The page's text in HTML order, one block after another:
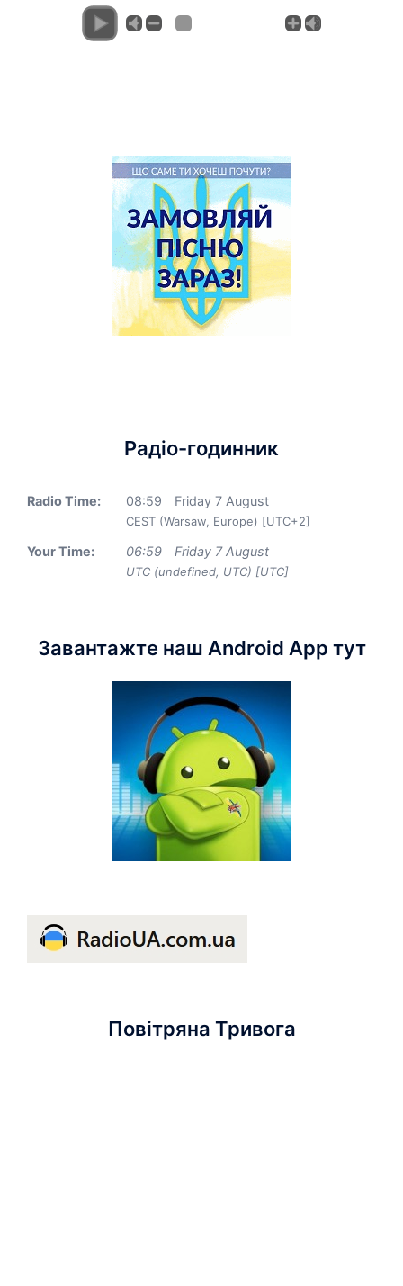
Радіо-годинник
Radio Time: 08:59 Friday 7 August
CEST (Warsaw, Europe) [UTC+2]
Your Time: 06:59 Friday 7 August
UTC (undefined, UTC) [UTC]
Завантажте наш Android App тут
Повітряна Тривога